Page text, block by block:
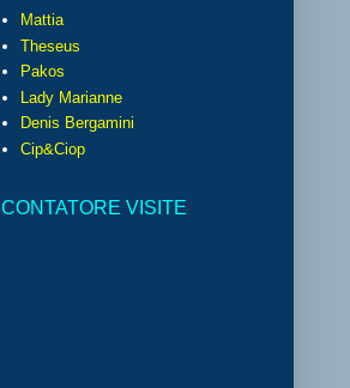
Mattia
Theseus
Pakos
Lady Marianne
Denis Bergamini
Cip&Ciop
CONTATORE VISITE